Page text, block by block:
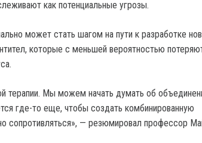
как потенциальные угрозы.
может стать шагом на пути к разработке
которые с меньшей вероятностью
терапии. Мы можем начать думать об
где-то еще, чтобы создать комбинированную
сопротивляться», — резюмировал профессор